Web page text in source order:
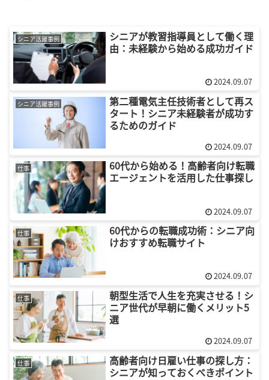
シニア活躍事例
シニアが教習指導員として働く理
由：未経験から始める成功ガイド
2024.09.07
シニア活躍事例
第二種電気主任技術者として再ス
タート！シニア未経験者が成功す
るためのガイド
2024.09.07
仕事
60代から始める！高齢者向け転職
エージェントを活用した仕事探し
2024.09.07
仕事
60代からの転職成功術：シニア向
けおすすめ転職サイト
2024.09.07
仕事
朝型生活で人生を充実させる！シ
ニア世代が早朝に働くメリット5
選
2024.09.07
仕事
高齢者向け日雇い仕事の探し方：
シニアが知っておくべきポイント